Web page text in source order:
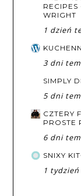
WRIGHT
1 dzień
3 dni
SIMPLY
5 dni
CZTERY
PROSTE
6 dni
SNIXY
1